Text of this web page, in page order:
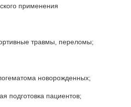
применения
травмы, переломы;
новорожденных;
подготовка пациентов;